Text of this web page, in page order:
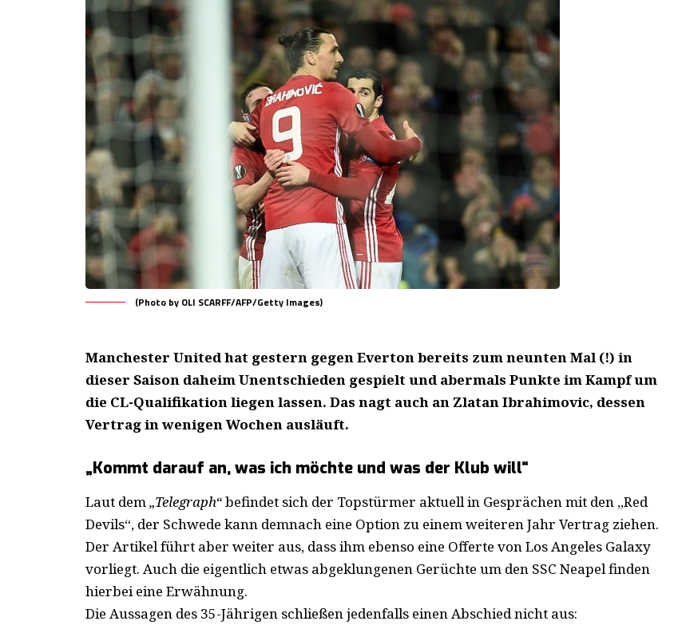
(Photo by OLI SCARFF/AFP/Getty Images)
Manchester United hat gestern gegen Everton bereits zum neunten Mal (!) in
dieser Saison daheim Unentschieden gespielt und abermals Punkte im Kampf um
die CL-Qualifikation liegen lassen. Das nagt auch an Zlatan Ibrahimovic, dessen
Vertrag in wenigen Wochen ausläuft.
„Kommt darauf an, was ich möchte und was der Klub will“
Laut dem„Telegraph“befindet sich der Topstürmer aktuell in Gesprächen mit den „Red
Devils“, der Schwede kann demnach eine Option zu einem weiteren Jahr Vertrag ziehen.
Der Artikel führt aber weiter aus, dass ihm ebenso eine Offerte von Los Angeles Galaxy
vorliegt. Auch die eigentlich etwas abgeklungenen Gerüchte um den SSC Neapel finden
hierbei eine Erwähnung.
Die Aussagen des 35-Jährigen schließen jedenfalls einen Abschied nicht aus: